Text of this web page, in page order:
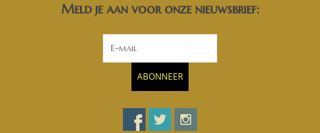
Meld je aan voor onze nieuwsbrief:
ABONNEER